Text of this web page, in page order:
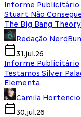
Informe Publicitário
Stuart Não
The Big Bang
Redação
31.jul.26
Informe Publicitário
Testamos Silver
Elementa
Camila Hortencio
30.jul.26